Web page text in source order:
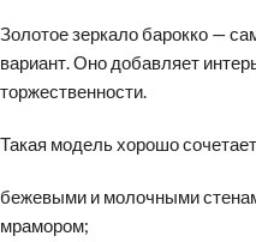
Золотое зеркало барокко —
вариант. Оно добавляет
торжественности.
Такая модель хорошо
бежевыми и молочными
мрамором;